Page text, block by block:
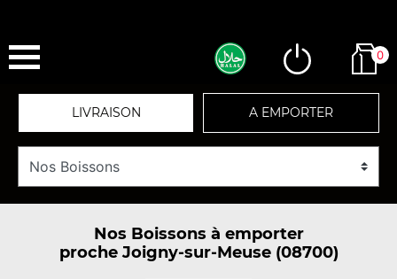
0
LIVRAISON A EMPORTER
Nos Boissons à emporter
proche Joigny-sur-Meuse (08700)